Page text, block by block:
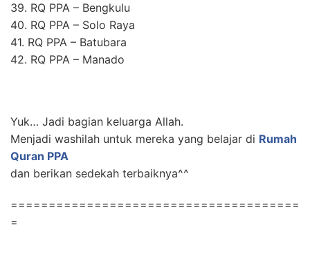
39. RQ PPA – Bengkulu
40. RQ PPA – Solo Raya
41. RQ PPA – Batubara
42. RQ PPA – Manado
Yuk… Jadi bagian keluarga Allah.
Menjadi washilah untuk mereka yang belajar di Rumah
Quran PPA
dan berikan sedekah terbaiknya^^
======================================
=